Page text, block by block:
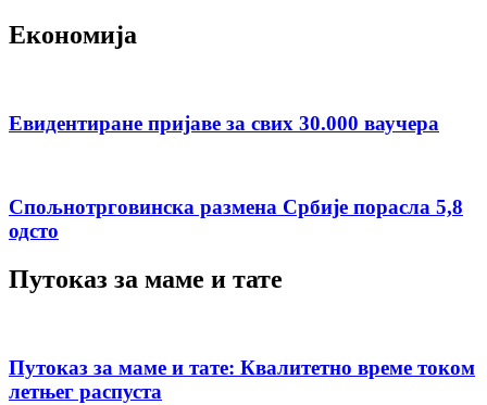
Економија
Евидентиране пријаве за свих 30.000 ваучера
Спољнотрговинска размена Србије порасла 5,8
одсто
Путоказ за маме и тате
Путоказ за маме и тате: Квалитетно време током
летњег распуста